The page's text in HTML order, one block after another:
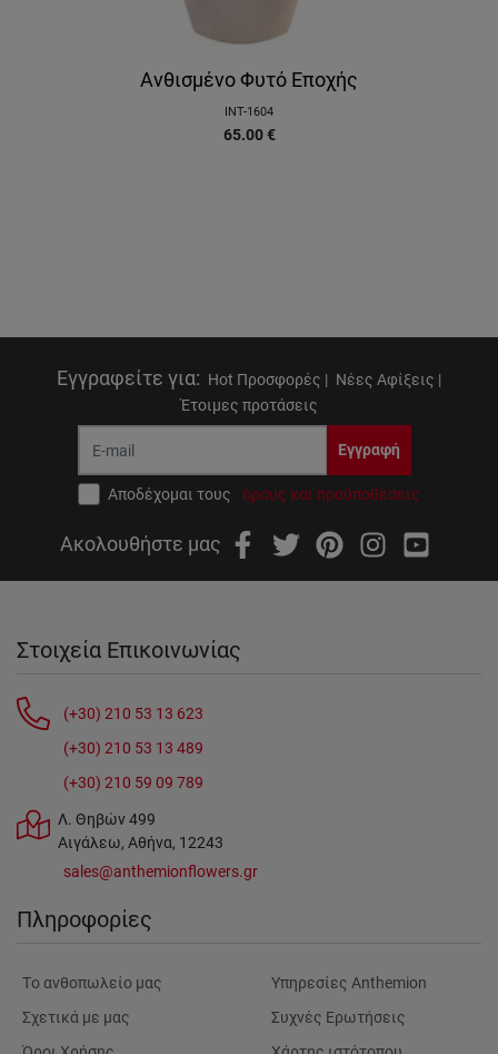
Ανθισμένο Φυτό Εποχής
INT-1604
65.00 €
Εγγραφείτε για: Hot Προσφορές | Νέες Αφίξεις |
Έτοιμες προτάσεις
Εγγραφή
Αποδέχομαι τους όρους και προϋποθέσεις
Ακολουθήστε μας
Στοιχεία Επικοινωνίας
(+30) 210 53 13 623
(+30) 210 53 13 489
(+30) 210 59 09 789
Λ. Θηβών 499
Αιγάλεω, Αθήνα, 12243
sales@anthemionflowers.gr
Πληροφορίες
Tο ανθοπωλείο μας
Σχετικά με μας
Υπηρεσίες Anthemion
Συχνές Ερωτήσεις